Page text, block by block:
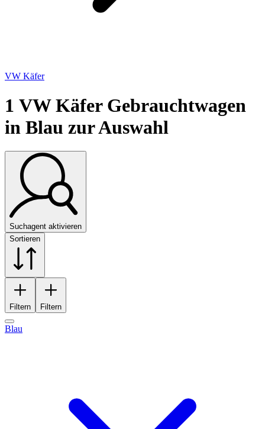
VW Käfer
1 VW Käfer Gebrauchtwagen
in Blau zur Auswahl
Suchagent aktivieren
Sortieren
Filtern Filtern
Blau